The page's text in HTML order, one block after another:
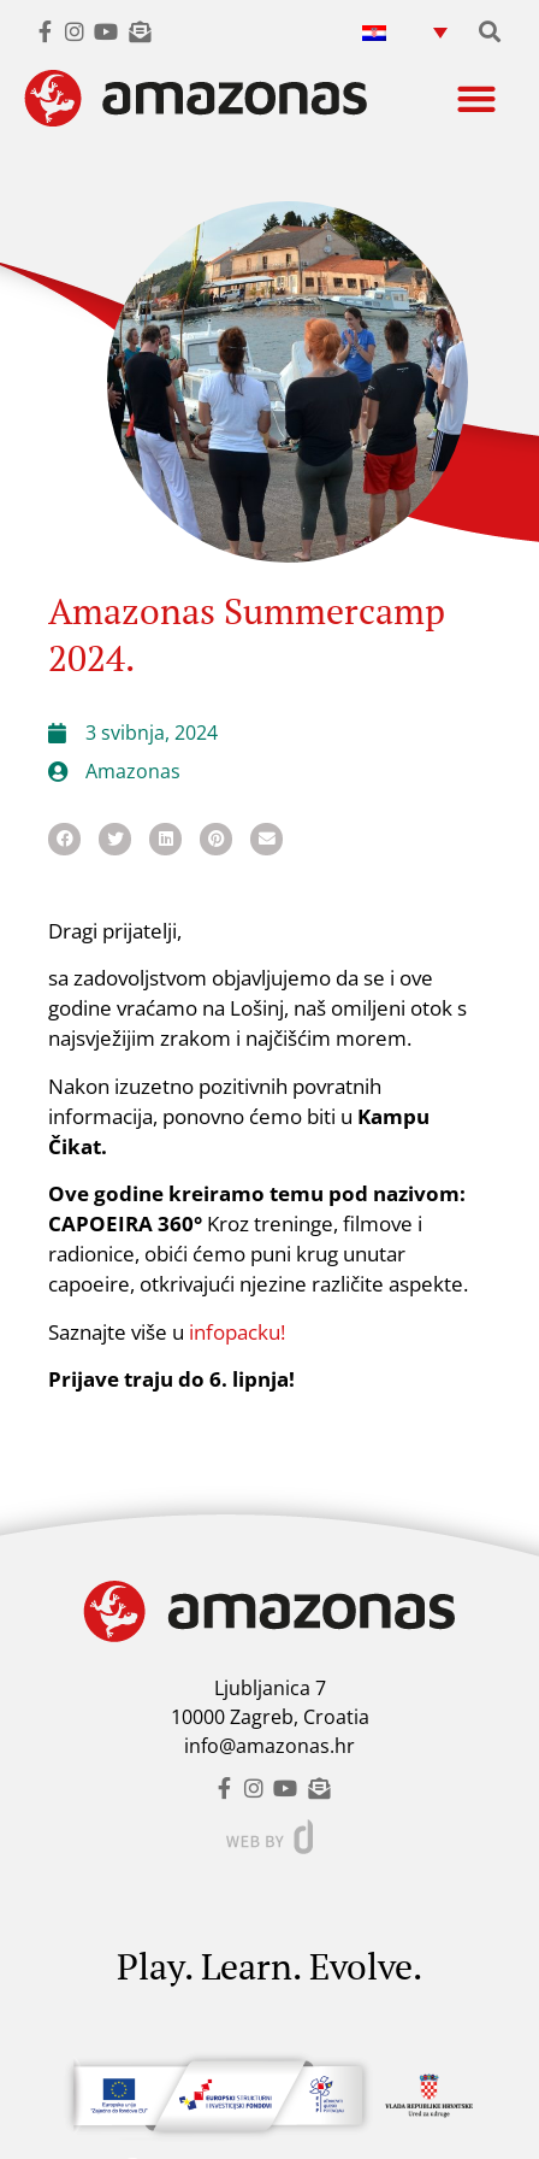
Amazonas Summercamp
2024.
3 svibnja, 2024
Amazonas
Dragi prijatelji,
sa zadovoljstvom objavljujemo da se i ove
godine vraćamo na Lošinj, naš omiljeni otok s
najsvježijim zrakom i najčišćim morem.
Nakon izuzetno pozitivnih povratnih
informacija, ponovno ćemo biti u Kampu
Čikat.
Ove godine kreiramo temu pod nazivom:
CAPOEIRA 360° Kroz treninge, filmove i
radionice, obići ćemo puni krug unutar
capoeire, otkrivajući njezine različite aspekte.
Saznajte više u infopacku!
Prijave traju do 6. lipnja!
Ljubljanica 7
10000 Zagreb, Croatia
info@amazonas.hr
Play. Learn. Evolve.